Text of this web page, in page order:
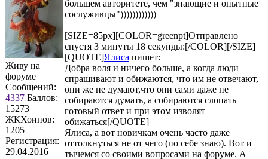
Живу на
форуме
Сообщений:
4337 Баллов:
15273
ЖКХоинов:
1205
Регистрация:
29.04.2016
большем авторитете, чем "знающие и опытные
сослуживцы"))))))))))))
[SIZE=85px][COLOR=greenpt]Отправлено
спустя 3 минуты 18 секунды:[/COLOR][/SIZE]
[QUOTE]Ялиса пишет:
Добра воля и ничего больше, а когда люди
спрашивают и обижаются, что им не отвечают,
они же не думают,что они сами даже не
собираются думать, а собираются слопать
готовый ответ и при этом изволят
обижаться[/QUOTE]
Ялиса, а вот новичкам очень часто даже
оттолкнуться не от чего (по себе знаю). Вот и
тычемся со своими вопросами на форуме. А